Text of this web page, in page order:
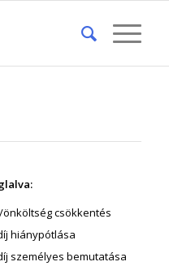
csökkentés
hiánypótlása
személyes bemutatása